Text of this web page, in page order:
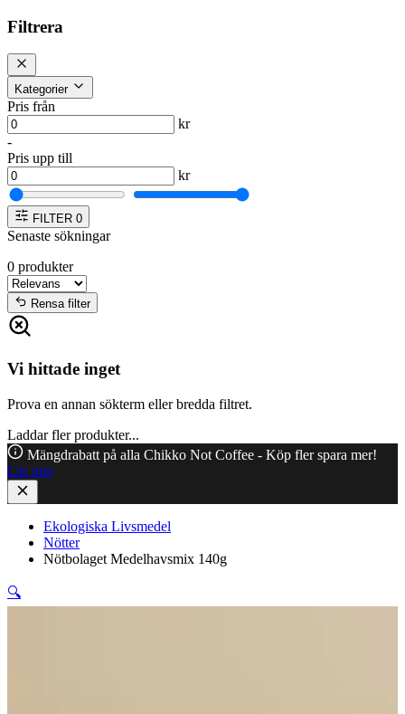
Filtrera
Kategorier
Pris från
kr
-
Pris upp till
kr
FILTER 0
Senaste sökningar
0 produkter
Rensa filter
Vi hittade inget
Prova en annan sökterm eller bredda filtret.
Laddar fler produkter...
Mängdrabatt på alla Chikko Not Coffee - Köp fler spara mer!
Läs mer
Ekologiska Livsmedel
Nötter
Nötbolaget Medelhavsmix 140g
🔍